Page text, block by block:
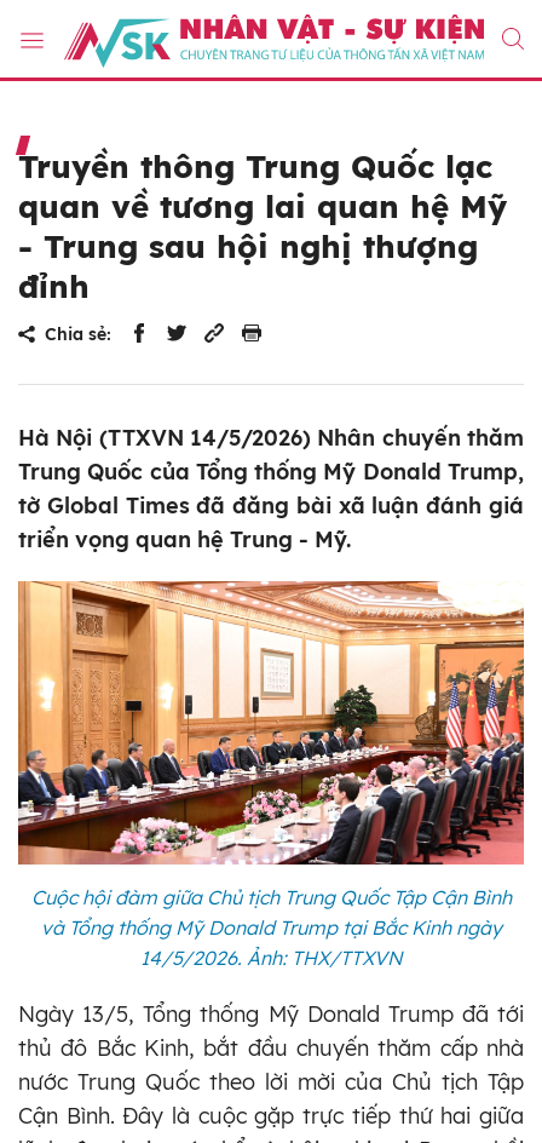
Truyền thông Trung Quốc lạc
quan về tương lai quan hệ Mỹ
- Trung sau hội nghị thượng
đỉnh
Chia sẻ:
Hà Nội (TTXVN 14/5/2026) Nhân chuyến thăm
Trung Quốc của Tổng thống Mỹ Donald Trump,
tờ Global Times đã đăng bài xã luận đánh giá
triển vọng quan hệ Trung - Mỹ.
Cuộc hội đàm giữa Chủ tịch Trung Quốc Tập Cận Bình
và Tổng thống Mỹ Donald Trump tại Bắc Kinh ngày
14/5/2026. Ảnh: THX/TTXVN
Ngày 13/5, Tổng thống Mỹ Donald Trump đã tới
thủ đô Bắc Kinh, bắt đầu chuyến thăm cấp nhà
nước Trung Quốc theo lời mời của Chủ tịch Tập
Cận Bình. Đây là cuộc gặp trực tiếp thứ hai giữa